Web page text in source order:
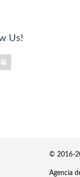
Us!
© 2016-
Agencia